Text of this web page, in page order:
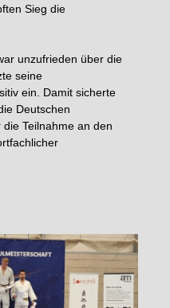
Sieg die
unzufrieden über die
seine
ein. Damit sicherte
Deutschen
Teilnahme an den